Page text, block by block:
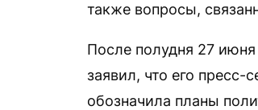
также вопросы,
После полудня 27
заявил, что его
обозначила планы